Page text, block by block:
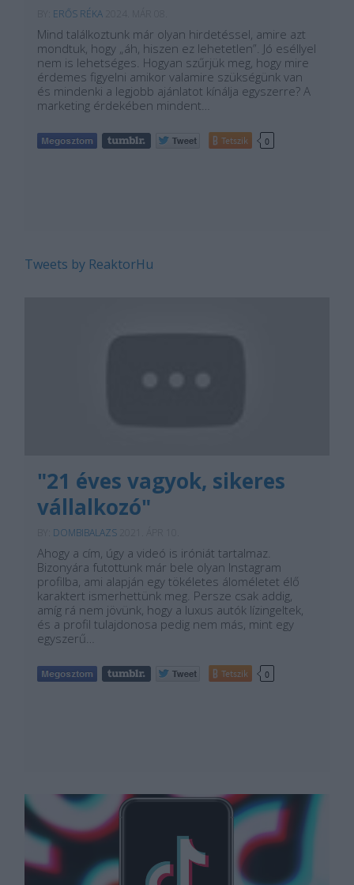
ERŐS RÉKA
Mind találkoztunk már olyan hirdetéssel, amire azt
mondtuk, hogy „áh, hiszen ez lehetetlen”. Jó eséllyel
nem is lehetséges. Hogyan szűrjük meg, hogy mire
érdemes figyelni amikor valamire szükségünk van
és mindenki a legjobb ajánlatot kínálja egyszerre? A
marketing érdekében mindent…
Tetszik 0
Tweets by ReaktorHu
"21 éves vagyok, sikeres
vállalkozó"
DOMBIBALAZS
Ahogy a cím, úgy a videó is iróniát tartalmaz.
Bizonyára futottunk már bele olyan Instagram
profilba, ami alapján egy tökéletes áloméletet élő
karaktert ismerhettünk meg. Persze csak addig,
amíg rá nem jövünk, hogy a luxus autók lízingeltek,
és a profil tulajdonosa pedig nem más, mint egy
egyszerű…
Tetszik 0